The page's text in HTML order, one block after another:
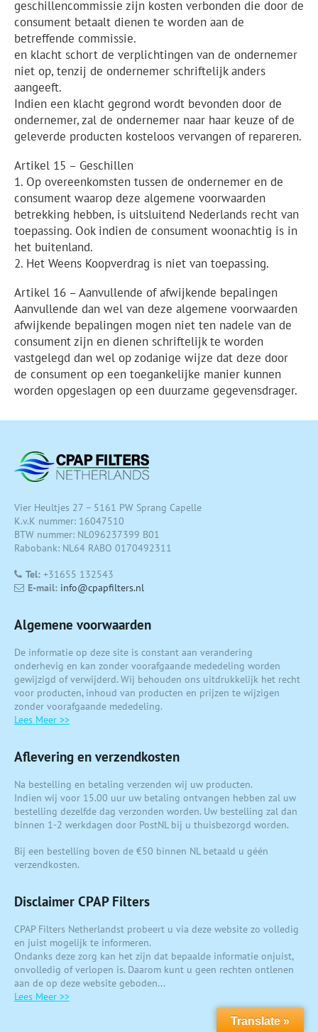
geschillencommissie zijn kosten verbonden die door de
consument betaalt dienen te worden aan de
betreffende commissie.
en klacht schort de verplichtingen van de ondernemer
niet op, tenzij de ondernemer schriftelijk anders
aangeeft.
Indien een klacht gegrond wordt bevonden door de
ondernemer, zal de ondernemer naar haar keuze of de
geleverde producten kosteloos vervangen of repareren.
Artikel 15 – Geschillen
1. Op overeenkomsten tussen de ondernemer en de
consument waarop deze algemene voorwaarden
betrekking hebben, is uitsluitend Nederlands recht van
toepassing. Ook indien de consument woonachtig is in
het buitenland.
2. Het Weens Koopverdrag is niet van toepassing.
Artikel 16 – Aanvullende of afwijkende bepalingen
Aanvullende dan wel van deze algemene voorwaarden
afwijkende bepalingen mogen niet ten nadele van de
consument zijn en dienen schriftelijk te worden
vastgelegd dan wel op zodanige wijze dat deze door
de consument op een toegankelijke manier kunnen
worden opgeslagen op een duurzame gegevensdrager.
Vier Heultjes 27 – 5161 PW Sprang Capelle
K.v.K nummer: 16047510
BTW nummer: NL096237399 B01
Rabobank: NL64 RABO 0170492311
Tel: +31655 132543
E-mail: info@cpapfilters.nl
Algemene voorwaarden
De informatie op deze site is constant aan verandering
onderhevig en kan zonder voorafgaande mededeling worden
gewijzigd of verwijderd. Wij behouden ons uitdrukkelijk het recht
voor producten, inhoud van producten en prijzen te wijzigen
zonder voorafgaande mededeling.
Lees Meer >>
Aflevering en verzendkosten
Na bestelling en betaling verzenden wij uw producten.
Indien wij voor 15.00 uur uw betaling ontvangen hebben zal uw
bestelling dezelfde dag verzonden worden. Uw bestelling zal dan
binnen 1-2 werkdagen door PostNL bij u thuisbezorgd worden.
Bij een bestelling boven de €50 binnen NL betaald u géén
verzendkosten.
Disclaimer CPAP Filters
CPAP Filters Netherlandst probeert u via deze website zo volledig
en juist mogelijk te informeren.
Ondanks deze zorg kan het zijn dat bepaalde informatie onjuist,
onvolledig of verlopen is. Daarom kunt u geen rechten ontlenen
aan de op deze website geboden...
Lees Meer >>
Translate »